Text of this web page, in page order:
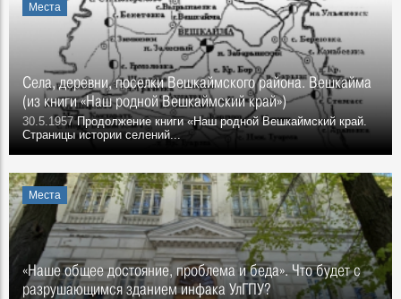
Места
Села, деревни, поселки Вешкаймского района. Вешкайма
(из книги «Наш родной Вешкаймский край»)
30.5.1957Продолжение книги «Наш родной Вешкаймский край.
Страницы истории селений...
Места
«Наше общее достояние, проблема и беда». Что будет с
разрушающимся зданием инфака УлГПУ?